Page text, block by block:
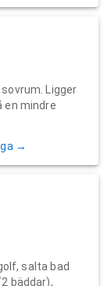
Ligger
en mindre
→
salta bad
bäddar),